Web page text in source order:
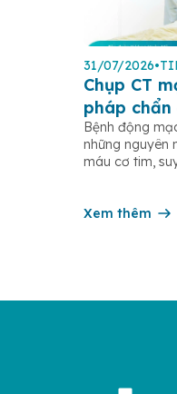
31/07/2026•
Chụp CT
pháp
giúp phát
động
Bệnh động
những nguyên
máu cơ tim,
trị và phòng
Xem thêm